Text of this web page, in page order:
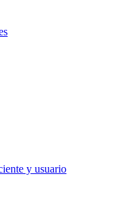
y usuario